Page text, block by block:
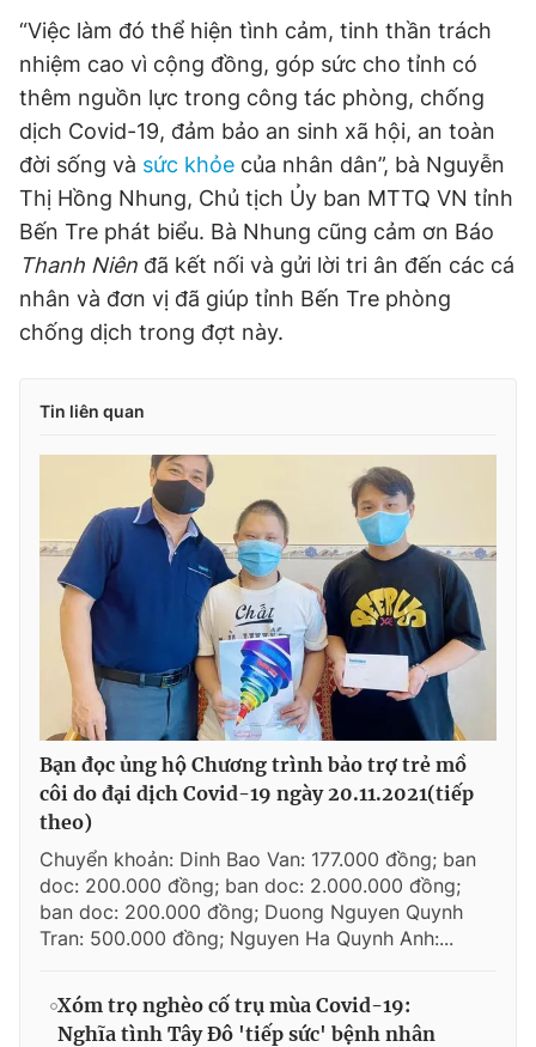
“Việc làm đó thể hiện tình cảm, tinh thần trách
nhiệm cao vì cộng đồng, góp sức cho tỉnh có
thêm nguồn lực trong công tác phòng, chống
dịch Covid-19, đảm bảo an sinh xã hội, an toàn
đời sống và sức khỏe của nhân dân”, bà Nguyễn
Thị Hồng Nhung, Chủ tịch Ủy ban MTTQ VN tỉnh
Bến Tre phát biểu. Bà Nhung cũng cảm ơn Báo
Thanh Niên đã kết nối và gửi lời tri ân đến các cá
nhân và đơn vị đã giúp tỉnh Bến Tre phòng
chống dịch trong đợt này.
Tin liên quan
Bạn đọc ủng hộ Chương trình bảo trợ trẻ mồ
côi do đại dịch Covid-19 ngày 20.11.2021(tiếp
theo)
Chuyển khoản: Dinh Bao Van: 177.000 đồng; ban
doc: 200.000 đồng; ban doc: 2.000.000 đồng;
ban doc: 200.000 đồng; Duong Nguyen Quynh
Tran: 500.000 đồng; Nguyen Ha Quynh Anh:...
Xóm trọ nghèo cố trụ mùa Covid-19:
Nghĩa tình Tây Đô 'tiếp sức' bệnh nhân